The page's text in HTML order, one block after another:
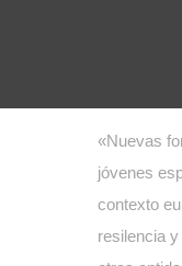
«Nuevas
jóvenes
contexto
resilencia